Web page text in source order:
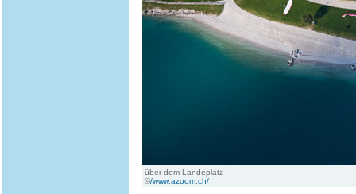
über dem Landeplatz
©/www.azoom.ch/